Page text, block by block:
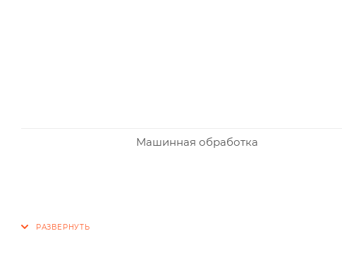
Машинная обработка